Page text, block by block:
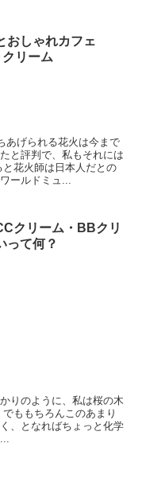
おしゃれカフェ
リーム
あげられる花火は今まで
と評判で、私もそれには
花火師は日本人だとの
ールドミュ...
クリーム・BBクリ
って何？
りのように、私は桜の木
ももちろんこのあまり
、となればちょっと化学